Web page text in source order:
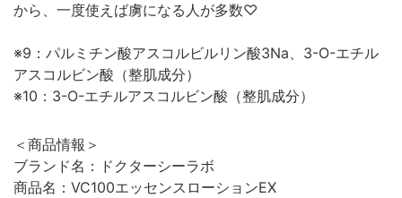
から、一度使えば虜になる人が多数♡
※9：パルミチン酸アスコルビルリン酸3Na、3-O-エチル
アスコルビン酸（整肌成分）
※10：3-O-エチルアスコルビン酸（整肌成分）
＜商品情報＞
ブランド名：ドクターシーラボ
商品名：VC100エッセンスローションEX